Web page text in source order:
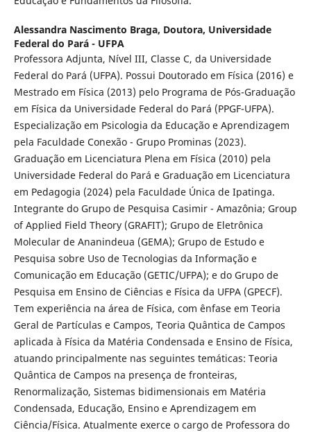
Alessandra Nascimento Braga, Doutora, Universidade
Federal do Pará - UFPA
Professora Adjunta, Nível III, Classe C, da Universidade
Federal do Pará (UFPA). Possui Doutorado em Física (2016) e
Mestrado em Física (2013) pelo Programa de Pós-Graduação
em Física da Universidade Federal do Pará (PPGF-UFPA).
Especialização em Psicologia da Educação e Aprendizagem
pela Faculdade Conexão - Grupo Prominas (2023).
Graduação em Licenciatura Plena em Física (2010) pela
Universidade Federal do Pará e Graduação em Licenciatura
em Pedagogia (2024) pela Faculdade Única de Ipatinga.
Integrante do Grupo de Pesquisa Casimir - Amazônia; Group
of Applied Field Theory (GRAFIT); Grupo de Eletrônica
Molecular de Ananindeua (GEMA); Grupo de Estudo e
Pesquisa sobre Uso de Tecnologias da Informação e
Comunicação em Educação (GETIC/UFPA); e do Grupo de
Pesquisa em Ensino de Ciências e Física da UFPA (GPECF).
Tem experiência na área de Física, com ênfase em Teoria
Geral de Partículas e Campos, Teoria Quântica de Campos
aplicada à Física da Matéria Condensada e Ensino de Física,
atuando principalmente nas seguintes temáticas: Teoria
Quântica de Campos na presença de fronteiras,
Renormalização, Sistemas bidimensionais em Matéria
Condensada, Educação, Ensino e Aprendizagem em
Ciência/Física. Atualmente exerce o cargo de Professora do